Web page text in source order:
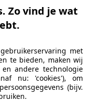
van de Toyota Hiace
Er was één
naar
Zo vind je wat
met
te bieden, maken wij
andere technologie
nu: 'cookies'), om
(bijv.